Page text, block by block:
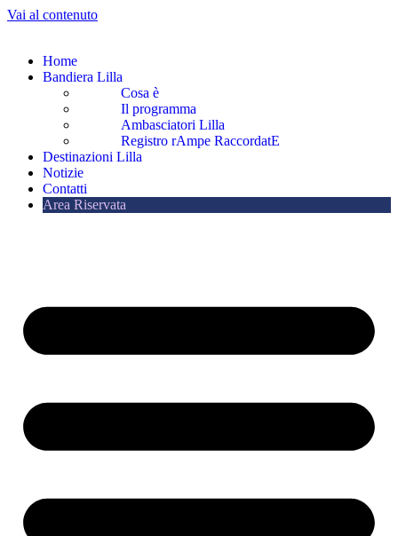
Vai al contenuto
Home
Bandiera Lilla
Cosa è
Il programma
Ambasciatori Lilla
Registro rAmpe RaccordatE
Destinazioni Lilla
Notizie
Contatti
Area Riservata